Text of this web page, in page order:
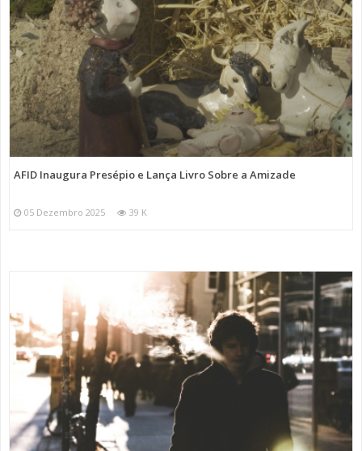
AFID Inaugura Presépio e Lança Livro Sobre a Amizade
05 Dezembro 2025 39 K